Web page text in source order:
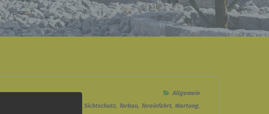
Allgemein
Sichtschutz, Torbau, Toreinfahrt, Wartung,